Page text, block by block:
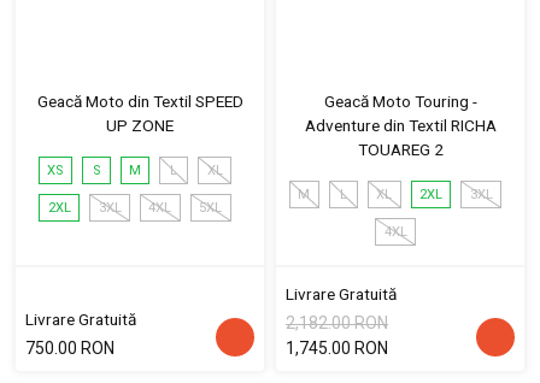
Geacă Moto din Textil SPEED
UP ZONE
XS S M L XL
2XL 3XL 4XL 5XL
Livrare Gratuită
750.00 RON
Geacă Moto Touring -
Adventure din Textil RICHA
TOUAREG 2
M L XL 2XL 3XL
4XL
Livrare Gratuită
2,182.00 RON
1,745.00 RON